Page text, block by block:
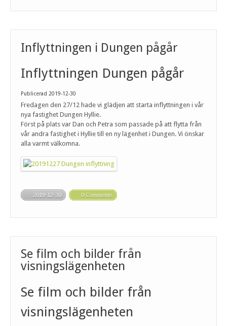
Inflyttningen i Dungen pågår
Inflyttningen Dungen pågår
Publicerad 2019-12-30
Fredagen den 27/12 hade vi glädjen att starta inflyttningen i vår
nya fastighet Dungen Hyllie.
Först på plats var Dan och Petra som passade på att flytta från
vår andra fastighet i Hyllie till en ny lägenhet i Dungen. Vi önskar
alla varmt välkomna.
2019-12-30 0 Comments
Se film och bilder från
visningslägenheten
Se film och bilder från
visningslägenheten